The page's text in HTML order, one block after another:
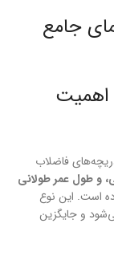
جامع
اهمیت
فاضلاب
و طول عمر طولانی
است. این نوع
و جایگزین